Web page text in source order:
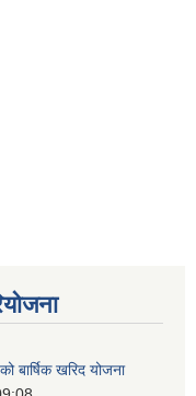
बार्षिक खरिद योजना